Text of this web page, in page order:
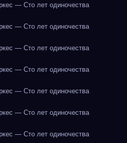
— Сто лет одиночества
— Сто лет одиночества
— Сто лет одиночества
— Сто лет одиночества
— Сто лет одиночества
— Сто лет одиночества
— Сто лет одиночества